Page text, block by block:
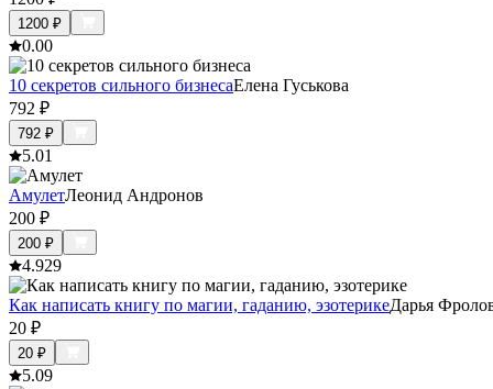
1200 ₽
0.00
10 секретов сильного бизнесаЕлена Гуськова
792 ₽
792 ₽
5.01
АмулетЛеонид Андронов
200 ₽
200 ₽
4.929
Как написать книгу по магии, гаданию, эзотерикеДарья
20 ₽
20 ₽
5.09